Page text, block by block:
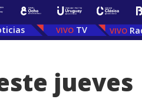
TV
jueves